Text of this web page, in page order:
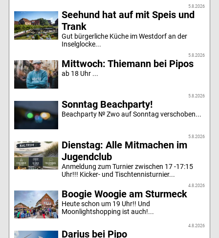
5.8.2026
Seehund hat auf mit Speis und
Trank
Gut bürgerliche Küche im Westdorf an der
Inselglocke...
5.8.2026
Mittwoch: Thiemann bei Pipos
ab 18 Uhr ...
5.8.2026
Sonntag Beachparty!
Beachparty № Zwo auf Sonntag verschoben...
5.8.2026
Dienstag: Alle Mitmachen im
Jugendclub
Anmeldung zum Turnier zwischen 17 -17:15
Uhr!!! Kicker- und Tischtennisturnier...
4.8.2026
Boogie Woogie am Sturmeck
Heute schon um 19 Uhr!! Und
Moonlightshopping ist auch!...
4.8.2026
Darius bei Pipo